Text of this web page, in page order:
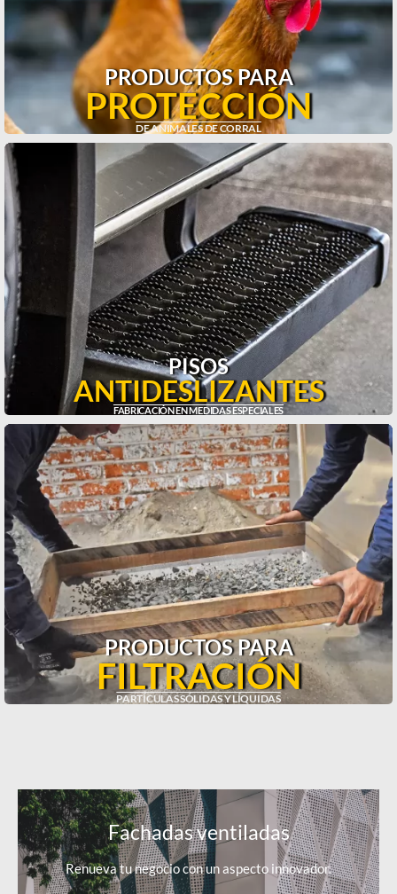
PRODUCTOS PARA
PROTECCIÓN
DE ANIMALES DE CORRAL
PISOS
ANTIDESLIZANTES
FABRICACIÓN EN MEDIDAS ESPECIALES
PRODUCTOS PARA
FILTRACIÓN
PARTÍCULAS SÓLIDAS Y LÍQUIDAS
Fachadas ventiladas
Renueva tu negocio con un aspecto innovador.